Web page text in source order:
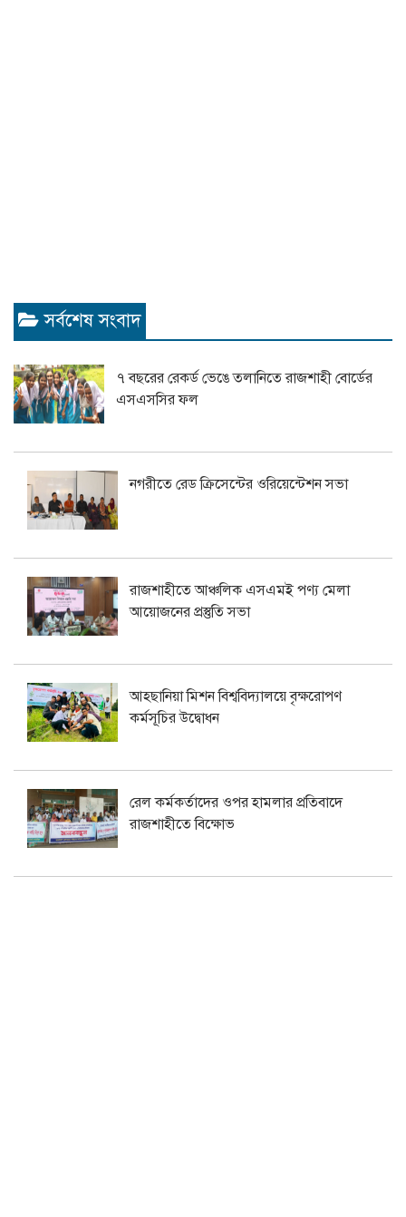
সর্বশেষ সংবাদ
৭ বছরের রেকর্ড ভেঙে তলানিতে রাজশাহী বোর্ডের
এসএসসির ফল
নগরীতে রেড ক্রিসেন্টের ওরিয়েন্টেশন সভা
রাজশাহীতে আঞ্চলিক এসএমই পণ্য মেলা
আয়োজনের প্রস্তুতি সভা
আহছানিয়া মিশন বিশ্ববিদ্যালয়ে বৃক্ষরোপণ
কর্মসূচির উদ্বোধন
রেল কর্মকর্তাদের ওপর হামলার প্রতিবাদে
রাজশাহীতে বিক্ষোভ